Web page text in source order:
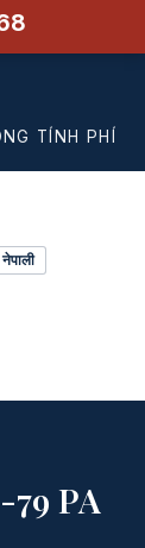
TÍNH PHÍ
नेपाली
PA